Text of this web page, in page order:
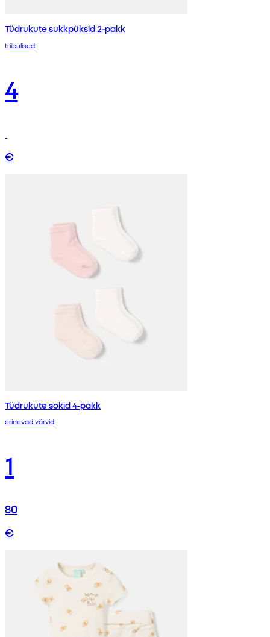
Tüdrukute sukkpüksid 2-pakk
triibulised
4
€
Tüdrukute sokid 4-pakk
erinevad värvid
1
80
€